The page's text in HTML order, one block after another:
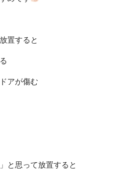
置すると
アが傷む
と思って放置すると